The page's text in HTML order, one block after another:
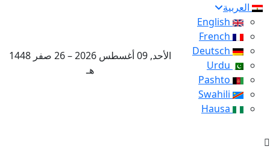
العربية
الأحد, 09 أغسطس 2026 – 26 صفر 1448
هـ